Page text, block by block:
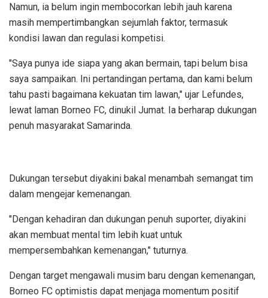
Namun, ia belum ingin membocorkan lebih jauh karena
masih mempertimbangkan sejumlah faktor, termasuk
kondisi lawan dan regulasi kompetisi.
"Saya punya ide siapa yang akan bermain, tapi belum bisa
saya sampaikan. Ini pertandingan pertama, dan kami belum
tahu pasti bagaimana kekuatan tim lawan," ujar Lefundes,
lewat laman Borneo FC, dinukil Jumat. Ia berharap dukungan
penuh masyarakat Samarinda.
Dukungan tersebut diyakini bakal menambah semangat tim
dalam mengejar kemenangan.
"Dengan kehadiran dan dukungan penuh suporter, diyakini
akan membuat mental tim lebih kuat untuk
mempersembahkan kemenangan," tuturnya.
Dengan target mengawali musim baru dengan kemenangan,
Borneo FC optimistis dapat menjaga momentum positif